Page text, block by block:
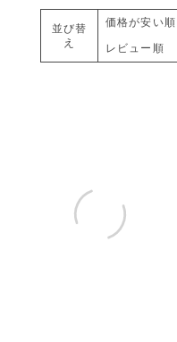
並び替
え
価格が安い順
レビュー順